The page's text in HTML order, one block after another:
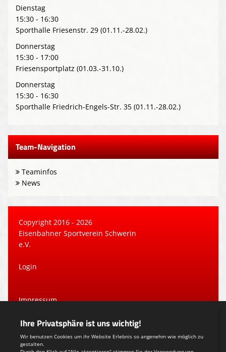
Dienstag
15:30 - 16:30
Sporthalle Friesenstr. 29 (01.11.-28.02.)
Donnerstag
15:30 - 17:00
Friesensportplatz (01.03.-31.10.)
Donnerstag
15:30 - 16:30
Sporthalle Friedrich-Engels-Str. 35 (01.11.-28.02.)
Team-Navigation
Teaminfos
News
Copyright 2016 - 2026
Eisenbahner Sportverein Schwerin
e.V.
Login
Impressum
Teamsports 2
Dein Sportverein online